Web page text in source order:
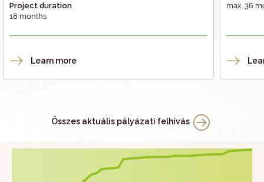
Project duration
18 months
Learn more
max. 36
Összes aktuális pályázati felhívás